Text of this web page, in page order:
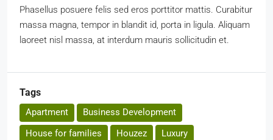
Phasellus posuere felis sed eros porttitor mattis. Curabitur
massa magna, tempor in blandit id, porta in ligula. Aliquam
laoreet nisl massa, at interdum mauris sollicitudin et.
Tags
Apartment
Business Development
House for families
Houzez
Luxury